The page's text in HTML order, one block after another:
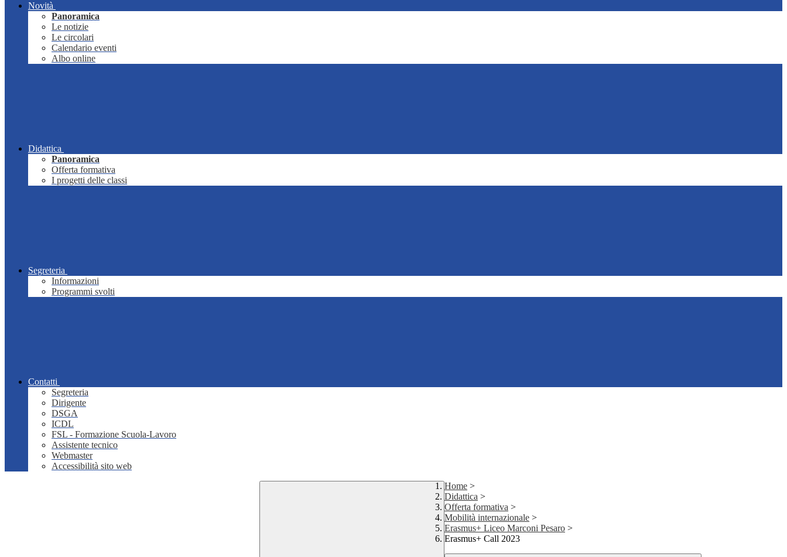
Novità
Panoramica
Le notizie
Le circolari
Calendario eventi
Albo online
Didattica
Panoramica
Offerta formativa
I progetti delle classi
Segreteria
Informazioni
Programmi svolti
Contatti
Segreteria
Dirigente
DSGA
ICDL
FSL - Formazione Scuola-Lavoro
Assistente tecnico
Webmaster
Accessibilità sito web
Home >
Didattica >
Offerta formativa >
Mobilità internazionale >
Erasmus+ Liceo Marconi Pesaro >
Erasmus+ Call 2023